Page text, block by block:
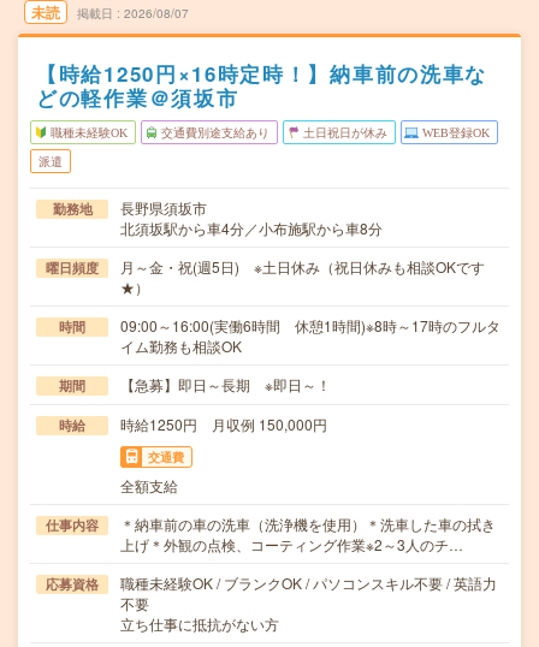
未読 掲載日 2026/08/07
【時給1250円×16時定時！】納車前の洗車な
どの軽作業＠須坂市
職種未経験OK 交通費別途支給あり 土日祝日が休み WEB登録OK
派遣
勤務地
長野県須坂市
北須坂駅から車4分／小布施駅から車8分
曜日頻度
月～金・祝(週5日) ※土日休み（祝日休みも相談OKです
★）
時間
09:00～16:00(実働6時間 休憩1時間)※8時～17時のフルタ
イム勤務も相談OK
期間 【急募】即日～長期 ※即日～！
時給 時給1250円 月収例 150,000円
交通費
全額支給
仕事内容
＊納車前の車の洗車（洗浄機を使用）＊洗車した車の拭き
上げ＊外観の点検、コーティング作業※2～3人のチ…
応募資格
職種未経験OK / ブランクOK / パソコンスキル不要 / 英語力
不要
立ち仕事に抵抗がない方